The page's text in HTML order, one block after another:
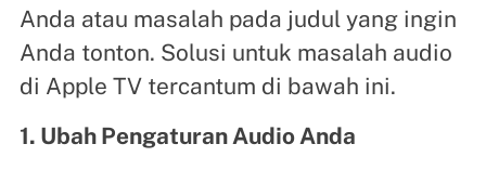
Anda atau masalah pada judul yang ingin
Anda tonton. Solusi untuk masalah audio
di Apple TV tercantum di bawah ini.
1. Ubah Pengaturan Audio Anda